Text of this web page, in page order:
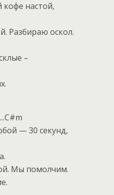
настой,
Разбираю оскол.
–
— 30 секунд,
Мы помолчим.